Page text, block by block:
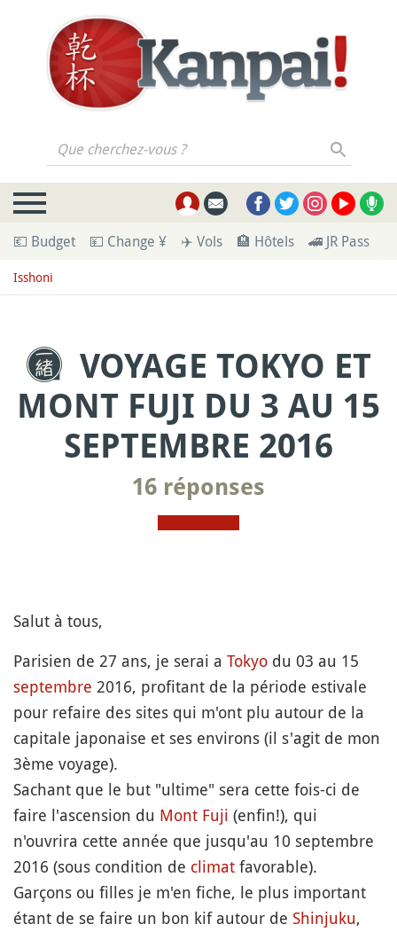
Que cherchez-vous ?
💶 Budget 💴 Change ¥ ✈️ Vols 🏨 Hôtels 🚄 JR Pass
Isshoni
VOYAGE TOKYO ET
MONT FUJI DU 3 AU 15
SEPTEMBRE 2016
16 réponses
Salut à tous,
Parisien de 27 ans, je serai a Tokyo du 03 au 15
septembre 2016, profitant de la période estivale
pour refaire des sites qui m'ont plu autour de la
capitale japonaise et ses environs (il s'agit de mon
3ème voyage).
Sachant que le but "ultime" sera cette fois-ci de
faire l'ascension du Mont Fuji (enfin!), qui
n'ouvrira cette année que jusqu'au 10 septembre
2016 (sous condition de climat favorable).
Garçons ou filles je m'en fiche, le plus important
étant de se faire un bon kif autour de Shinjuku,